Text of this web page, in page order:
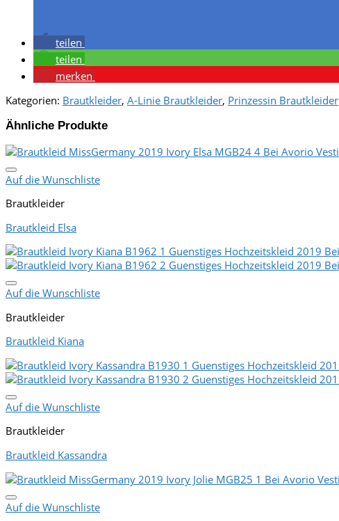
teilen
teilen
merken
Kategorien: Brautkleider, A-Linie Brautkleider, Prinzessin Brautkleider
Ähnliche Produkte
Auf die Wunschliste
Brautkleider
Brautkleid Elsa
Auf die Wunschliste
Brautkleider
Brautkleid Kiana
Auf die Wunschliste
Brautkleider
Brautkleid Kassandra
Auf die Wunschliste